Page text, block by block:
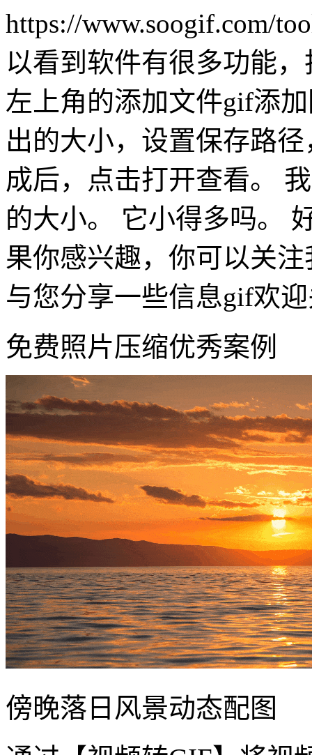
https://www.soogif.com/
以看到软件有很多功能
左上角的添加文件gif添
出的大小，设置保存路
成后，点击打开查看。
的大小。 它小得多吗。
果你感兴趣，你可以关
与您分享一些信息gif欢
免费照片压缩优秀案例
傍晚落日风景动态配图